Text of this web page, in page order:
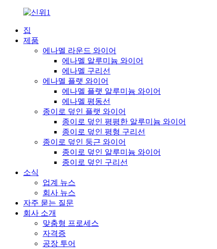
집
제품
에나멜 라운드 와이어
에나멜 알루미늄 와이어
에나멜 구리선
에나멜 플랫 와이어
에나멜 플랫 알루미늄 와이어
에나멜 평동선
종이로 덮인 플랫 와이어
종이로 덮인 평평한 알루미늄 와이어
종이로 덮인 평형 구리선
종이로 덮인 둥근 와이어
종이로 덮인 알루미늄 와이어
종이로 덮인 구리선
소식
업계 뉴스
회사 뉴스
자주 묻는 질문
회사 소개
맞춤형 프로세스
자격증
공장 투어